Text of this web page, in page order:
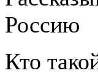
Россию
Кто